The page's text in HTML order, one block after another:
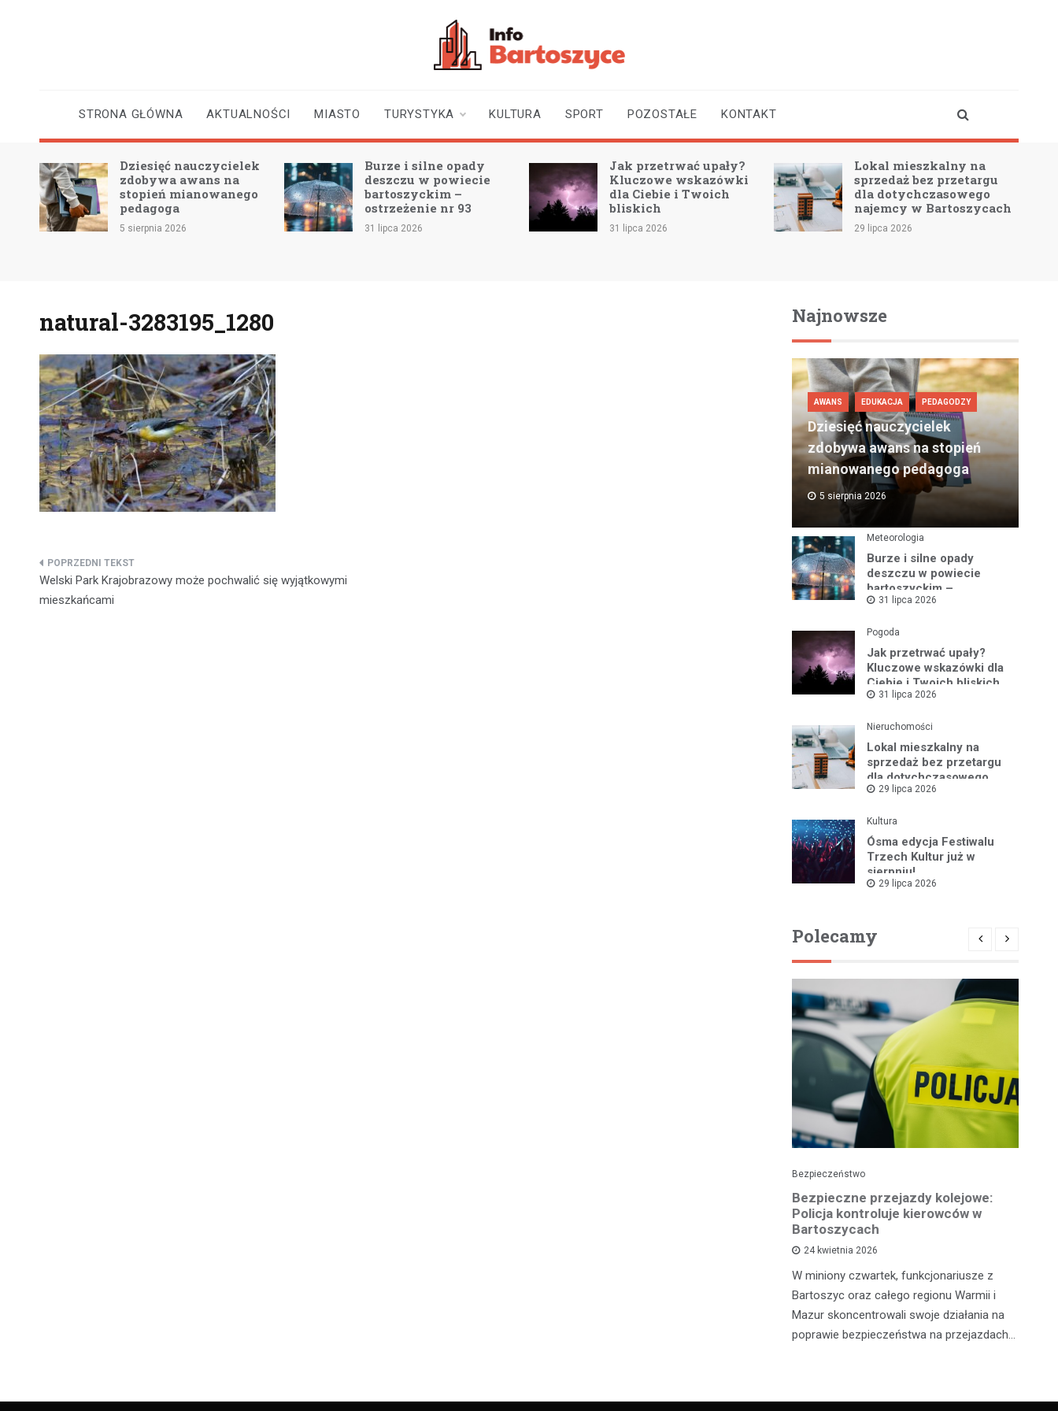
STRONA GŁÓWNA AKTUALNOŚCI MIASTO TURYSTYKA KULTURA SPORT POZOSTAŁE KONTAKT
Dziesięć nauczycielek
zdobywa awans na
stopień mianowanego
pedagoga
5 sierpnia 2026
Burze i silne opady
deszczu w powiecie
bartoszyckim –
ostrzeżenie nr 93
31 lipca 2026
Jak przetrwać upały?
Kluczowe wskazówki
dla Ciebie i Twoich
bliskich
31 lipca 2026
Lokal mieszkalny na
sprzedaż bez przetargu
dla dotychczasowego
najemcy w Bartoszycach
29 lipca 2026
natural-3283195_1280
Nawigacja
wpisu
Welski Park Krajobrazowy może pochwalić się wyjątkowymi
mieszkańcami
Najnowsze
AWANS EDUKACJA PEDAGODZY
Dziesięć nauczycielek
zdobywa awans na stopień
mianowanego pedagoga
5 sierpnia 2026
Meteorologia
Burze i silne opady
deszczu w powiecie
bartoszyckim –
ostrzeżenie nr 93
31 lipca 2026
Pogoda
Jak przetrwać upały?
Kluczowe wskazówki dla
Ciebie i Twoich bliskich
31 lipca 2026
Nieruchomości
Lokal mieszkalny na
sprzedaż bez przetargu
dla dotychczasowego
najemcy w Bartoszycach
29 lipca 2026
Kultura
Ósma edycja Festiwalu
Trzech Kultur już w
sierpniu!
29 lipca 2026
Polecamy
Bezpieczeństwo
Bezpieczne przejazdy kolejowe:
Policja kontroluje kierowców w
Bartoszycach
24 kwietnia 2026
W miniony czwartek, funkcjonariusze z
Bartoszyc oraz całego regionu Warmii i
Mazur skoncentrowali swoje działania na
poprawie bezpieczeństwa na przejazdach…